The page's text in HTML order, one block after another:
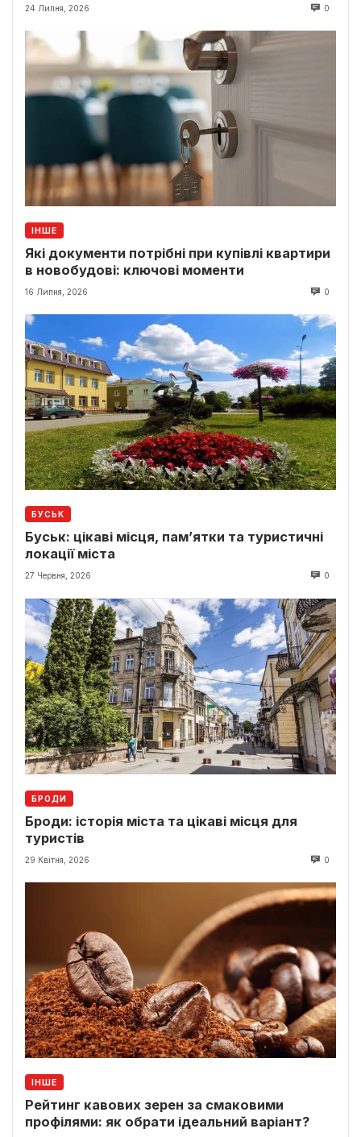
24 Липня, 2026 0
ІНШЕ
Які документи потрібні при купівлі квартири
в новобудові: ключові моменти
16 Липня, 2026 0
БУСЬК
Буськ: цікаві місця, пам’ятки та туристичні
локації міста
27 Червня, 2026 0
БРОДИ
Броди: історія міста та цікаві місця для
туристів
29 Квітня, 2026 0
ІНШЕ
Рейтинг кавових зерен за смаковими
профілями: як обрати ідеальний варіант?